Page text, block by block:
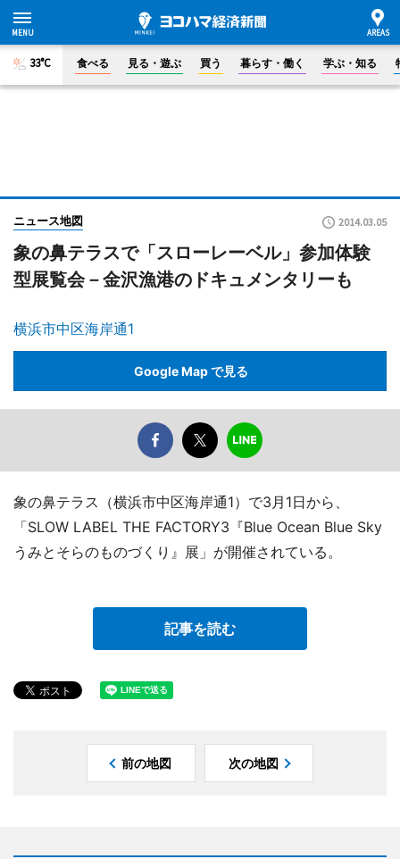
33°C 食べる 見る・遊ぶ 買う 暮らす・働く 学ぶ・知る
ニュース地図 2014.03.05
象の鼻テラスで「スローレーベル」参加体験
型展覧会－金沢漁港のドキュメンタリーも
横浜市中区海岸通1
Google Map で見る
象の鼻テラス（横浜市中区海岸通1）で3月1日から、
「SLOW LABEL THE FACTORY3『Blue Ocean Blue Sky
うみとそらのものづくり』展」が開催されている。
記事を読む
前の地図 次の地図